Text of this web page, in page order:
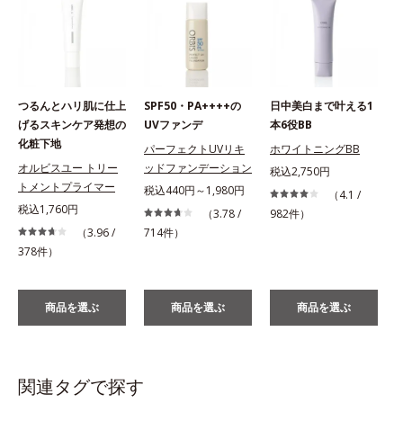
つるんとハリ肌に仕上
げるスキンケア発想の
化粧下地
オルビスユー トリー
トメントプライマー
税込1,760円
（3.96 /
378件）
商品を選ぶ
SPF50・PA++++の
UVファンデ
パーフェクトUVリキ
ッドファンデーション
税込440円～1,980円
（3.78 /
714件）
商品を選ぶ
日中美白まで叶える1
本6役BB
ホワイトニングBB
税込2,750円
（4.1 /
982件）
商品を選ぶ
関連タグで探す